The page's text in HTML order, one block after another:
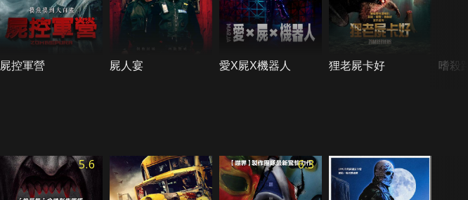
屍控軍營 屍人宴 愛X屍X機器人 狸老屍卡好 嗜殺
5.6 6.3